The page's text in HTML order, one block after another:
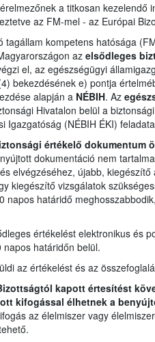
a titkosan kezelendő
az FM-mel - az Európai
tagállam kompetens hatósága
azelsődleges
el, az egészségügyi
bekezdésének e) pontja
alapján aNÉBIH. Az
Hivatalon belül a
Igazgatóság (NÉBIH ÉKI)
értékelő dokumentum
dokumentáció nem
elvégzéséhez, újabb,
kiegészítő vizsgálatok
napos határidő
értékelést elektronikus és
napos határidőn belül.
az értékelést és az
kapott értesítést
kifogással élhetnek a
az élelmiszer vagy